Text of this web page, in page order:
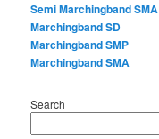
Semi Marchingband SMA
Marchingband SD
Marchingband SMP
Marchingband SMA
Search